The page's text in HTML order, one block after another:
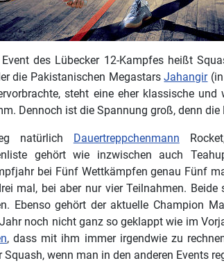
des Lübecker 12-Kampfes heißt
die Pakistanischen MegastarsJahangir(in
steht eine eher klassische
Dennoch ist die Spannung groß, denn
natürlich Dauertreppchenmann
gehört wie inzwischen auch
bei Fünf Wettkämpfen genau Fünf
mal, bei aber nur vier Teilnahmen.
Ebenso gehört der aktuelle Champion
noch nicht ganz so geklappt wie im
, dass mit ihm immer irgendwie zu
Squash, wenn man in den anderen Events